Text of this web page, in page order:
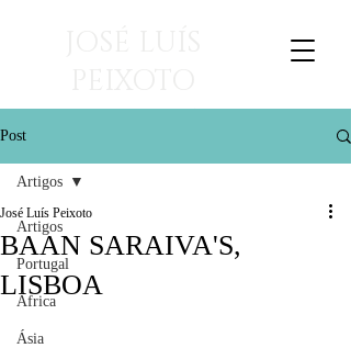
viagens para ler
Post
Artigos
Portugal
África
Ásia
Artigos
BAAN SARAIVA'S,
LISBOA
José Luís Peixoto